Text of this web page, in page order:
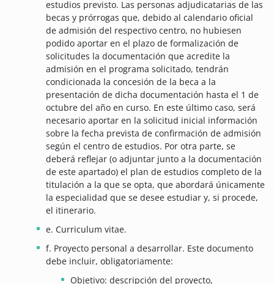
estudios previsto. Las personas adjudicatarias de las
becas y prórrogas que, debido al calendario oficial
de admisión del respectivo centro, no hubiesen
podido aportar en el plazo de formalización de
solicitudes la documentación que acredite la
admisión en el programa solicitado, tendrán
condicionada la concesión de la beca a la
presentación de dicha documentación hasta el 1 de
octubre del año en curso. En este último caso, será
necesario aportar en la solicitud inicial información
sobre la fecha prevista de confirmación de admisión
según el centro de estudios. Por otra parte, se
deberá reflejar (o adjuntar junto a la documentación
de este apartado) el plan de estudios completo de la
titulación a la que se opta, que abordará únicamente
la especialidad que se desee estudiar y, si procede,
el itinerario.
e. Curriculum vitae.
f. Proyecto personal a desarrollar. Este documento
debe incluir, obligatoriamente:
Objetivo: descripción del proyecto,